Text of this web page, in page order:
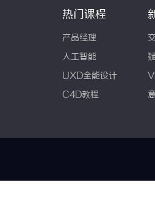
热门课程
产品经理
人工智能
UXD全能设计
C4D教程